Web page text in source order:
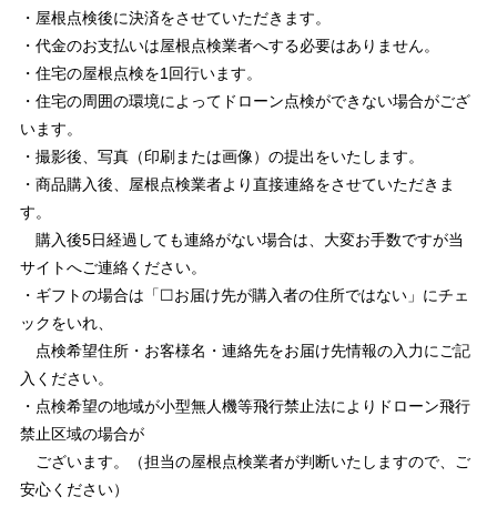
・屋根点検後に決済をさせていただきます。
・代金のお支払いは屋根点検業者へする必要はありません。
・住宅の屋根点検を1回行います。
・住宅の周囲の環境によってドローン点検ができない場合がござ
います。
・撮影後、写真（印刷または画像）の提出をいたします。
・商品購入後、屋根点検業者より直接連絡をさせていただきま
す。
購入後5日経過しても連絡がない場合は、大変お手数ですが当
サイトへご連絡ください。
・ギフトの場合は「☐お届け先が購入者の住所ではない」にチェ
ックをいれ、
点検希望住所・お客様名・連絡先をお届け先情報の入力にご記
入ください。
・点検希望の地域が小型無人機等飛行禁止法によりドローン飛行
禁止区域の場合が
ございます。（担当の屋根点検業者が判断いたしますので、ご
安心ください）